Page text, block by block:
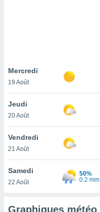
notre
que
et que
Mercredi
19 Août
Jeudi
20 Août
Vendredi
21 Août
Samedi
22 Août
50%
0.2 mm
Graphiques météo